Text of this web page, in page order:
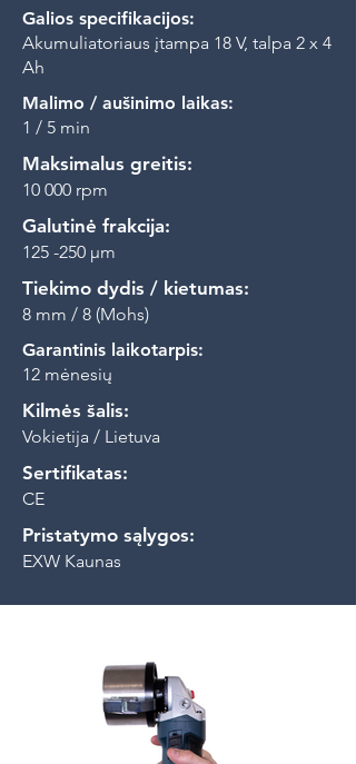
Galios specifikacijos:
Akumuliatoriaus įtampa 18 V, talpa 2 x 4
Ah
Malimo / aušinimo laikas:
1 / 5 min
Maksimalus greitis:
10 000 rpm
Galutinė frakcija:
125 -250 μm
Tiekimo dydis / kietumas:
8 mm / 8 (Mohs)
Garantinis laikotarpis:
12 mėnesių
Kilmės šalis:
Vokietija / Lietuva
Sertifikatas:
CE
Pristatymo sąlygos:
EXW Kaunas